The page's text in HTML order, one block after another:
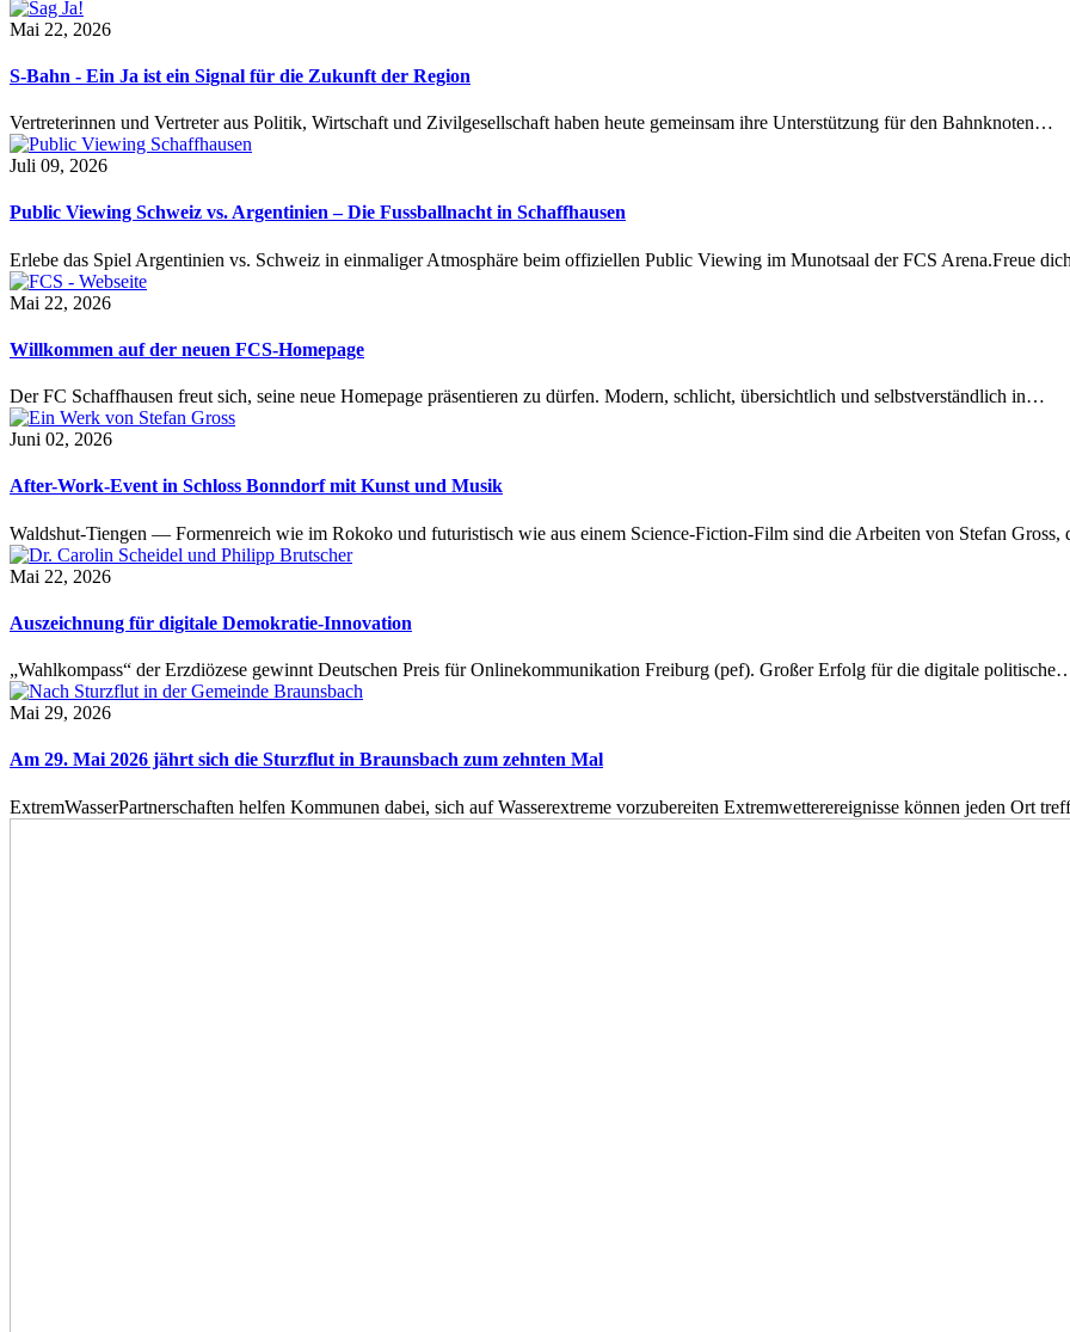
Mai 22, 2026
S-Bahn - Ein Ja ist ein Signal für die Zukunft der Region
Vertreterinnen und Vertreter aus Politik, Wirtschaft und Zivilgesellschaft haben heute gemeinsam ihre Unterstützung für den Bahnknoten…
Juli 09, 2026
Public Viewing Schweiz vs. Argentinien – Die Fussballnacht in Schaffhausen
Erlebe das Spiel Argentinien vs. Schweiz in einmaliger Atmosphäre beim offiziellen Public Viewing im Munotsaal der FCS Arena.Freue
Mai 22, 2026
Willkommen auf der neuen FCS-Homepage
Der FC Schaffhausen freut sich, seine neue Homepage präsentieren zu dürfen. Modern, schlicht, übersichtlich und selbstverständlich in…
Juni 02, 2026
After-Work-Event in Schloss Bonndorf mit Kunst und Musik
Waldshut-Tiengen — Formenreich wie im Rokoko und futuristisch wie aus einem Science-Fiction-Film sind die Arbeiten von Stefan
Mai 22, 2026
Auszeichnung für digitale Demokratie-Innovation
„Wahlkompass“ der Erzdiözese gewinnt Deutschen Preis für Onlinekommunikation Freiburg (pef). Großer Erfolg für die digitale
Mai 29, 2026
Am 29. Mai 2026 jährt sich die Sturzflut in Braunsbach zum zehnten Mal
ExtremWasserPartnerschaften helfen Kommunen dabei, sich auf Wasserextreme vorzubereiten Extremwetterereignisse können jeden Ort